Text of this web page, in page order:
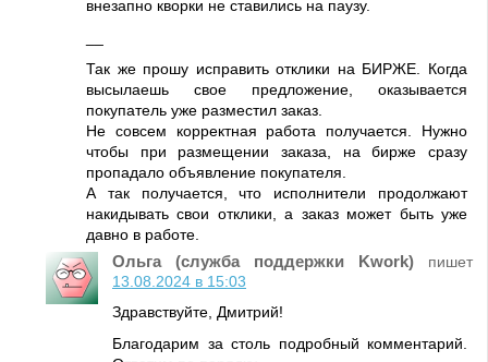
внезапно кворки не ставились на паузу.
Так же прошу исправить отклики на БИРЖЕ. Когда
высылаешь свое предложение, оказывается
покупатель уже разместил заказ.
Не совсем корректная работа получается. Нужно
чтобы при размещении заказа, на бирже сразу
пропадало объявление покупателя.
А так получается, что исполнители продолжают
накидывать свои отклики, а заказ может быть уже
давно в работе.
Ольга (служба поддержки Kwork) пишет
13.08.2024 в 15:03
Здравствуйте, Дмитрий!
Благодарим за столь подробный комментарий.